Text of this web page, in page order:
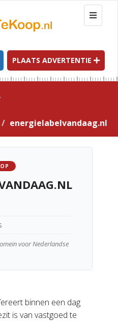
T
o
g
l
e
n
g
a
t
PLAATS ADVERTENTIE
energielabelvandaag.nl
voor Nederlandse
binnen een dag
is van vastgoed te